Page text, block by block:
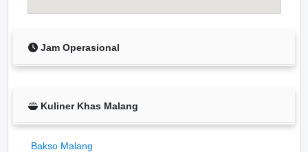
Jam Operasional
Kuliner Khas Malang
Bakso Malang